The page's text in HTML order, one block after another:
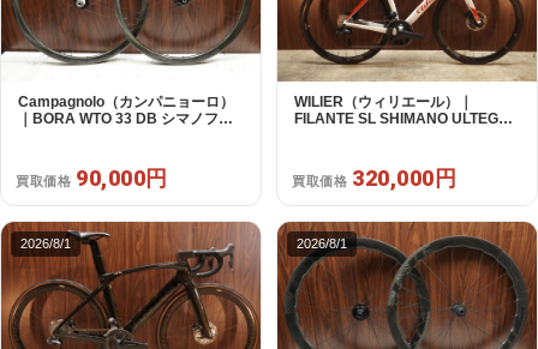
Campagnolo（カンパニョーロ）
｜BORA WTO 33 DB シマノフリ
買取価格 90,000円
WILIER（ウィリエール）｜
FILANTE SL SHIMANO ULTEGRA
買取価格 320,000円
2026/8/1 2026/8/1